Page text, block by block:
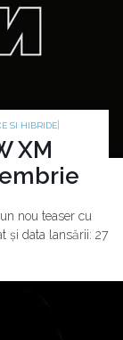
SI HIBRIDE|
XM
nou teaser cu
și data lansării: 27